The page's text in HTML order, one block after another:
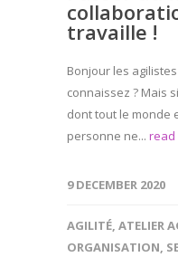
travaille !
Bonjour les
connaissez ? Mais
dont tout le monde
personne ne...
9 DECEMBER 2020
AGILITÉ, ATELIER
ORGANISATION,